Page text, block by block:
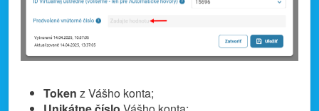
Token z Vášho konta;